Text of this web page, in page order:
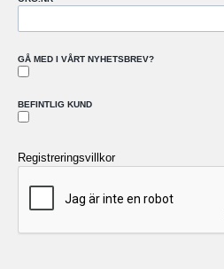
GÅ MED I VÅRT NYHETSBREV?
BEFINTLIG KUND
Registreringsvillkor